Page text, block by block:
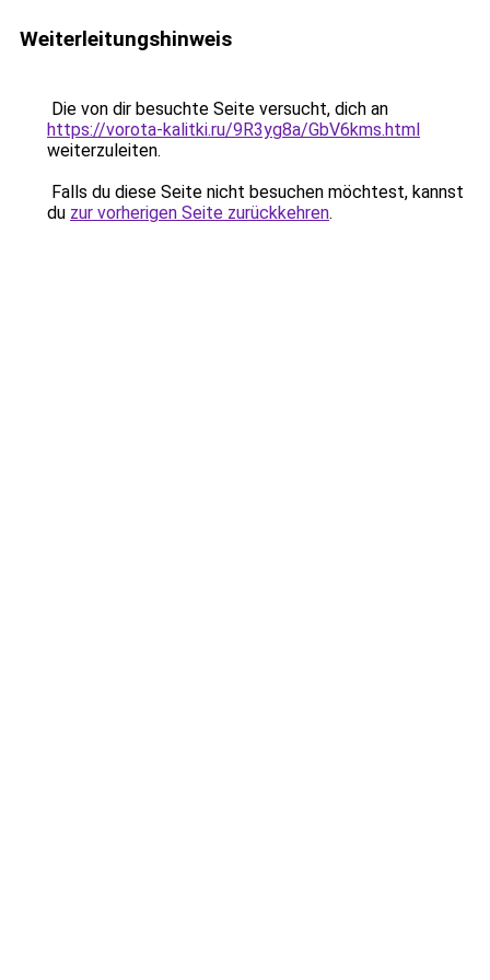
Weiterleitungshinweis
Die von dir besuchte Seite versucht, dich an
https://vorota-kalitki.ru/9R3yg8a/GbV6kms.html
weiterzuleiten.
Falls du diese Seite nicht besuchen möchtest, kannst
du zur vorherigen Seite zurückkehren.